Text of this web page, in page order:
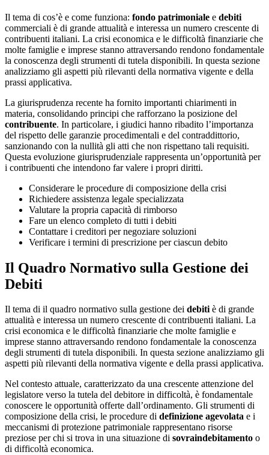
Il tema di cos’è e come funziona: fondo patrimoniale e debiti
commerciali è di grande attualità e interessa un numero crescente di
contribuenti italiani. La crisi economica e le difficoltà finanziarie che
molte famiglie e imprese stanno attraversando rendono fondamentale
la conoscenza degli strumenti di tutela disponibili. In questa sezione
analizziamo gli aspetti più rilevanti della normativa vigente e della
prassi applicativa.
La giurisprudenza recente ha fornito importanti chiarimenti in
materia, consolidando principi che rafforzano la posizione del
contribuente. In particolare, i giudici hanno ribadito l’importanza
del rispetto delle garanzie procedimentali e del contraddittorio,
sanzionando con la nullità gli atti che non rispettano tali requisiti.
Questa evoluzione giurisprudenziale rappresenta un’opportunità per
i contribuenti che intendono far valere i propri diritti.
Considerare le procedure di composizione della crisi
Richiedere assistenza legale specializzata
Valutare la propria capacità di rimborso
Fare un elenco completo di tutti i debiti
Contattare i creditori per negoziare soluzioni
Verificare i termini di prescrizione per ciascun debito
Il Quadro Normativo sulla Gestione dei
Debiti
Il tema di il quadro normativo sulla gestione dei debitiè di grande
attualità e interessa un numero crescente di contribuenti italiani. La
crisi economica e le difficoltà finanziarie che molte famiglie e
imprese stanno attraversando rendono fondamentale la conoscenza
degli strumenti di tutela disponibili. In questa sezione analizziamo gli
aspetti più rilevanti della normativa vigente e della prassi applicativa.
Nel contesto attuale, caratterizzato da una crescente attenzione del
legislatore verso la tutela del debitore in difficoltà, è fondamentale
conoscere le opportunità offerte dall’ordinamento. Gli strumenti di
composizione della crisi, le procedure di definizione agevolata e i
meccanismi di protezione patrimoniale rappresentano risorse
preziose per chi si trova in una situazione di sovraindebitamento o
di difficoltà economica.